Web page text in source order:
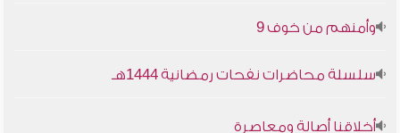
وأمنهم من خوف 9
سلسلة محاضرات نفحات رمضانية 1444هـ
أخلاقنا أصالة ومعاصرة